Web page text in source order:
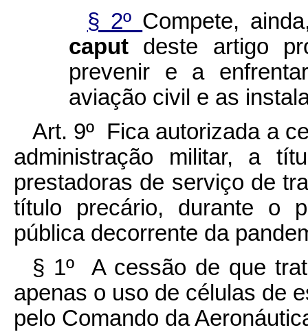
§ 2º Compete,
caput deste artigo
prevenir e a
aviação civil e as
Art. 9º Fica autorizada a
administração militar, a
prestadoras de serviço de
título precário, durante o
pública decorrente da
§ 1º A cessão de que
apenas o uso de células de
pelo Comando da